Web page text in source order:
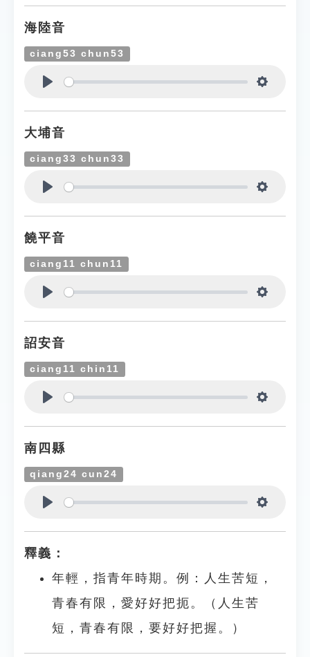
海陸音
ciang53 chun53
大埔音
ciang33 chun33
饒平音
ciang11 chun11
詔安音
ciang11 chin11
南四縣
qiang24 cun24
釋義：
年輕，指青年時期。例：人生苦短，
青春有限，愛好好把扼。（人生苦
短，青春有限，要好好把握。）